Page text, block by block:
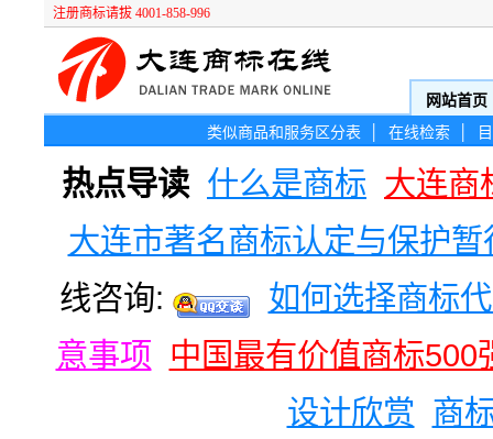
注册商标请拔 4001-858-996
网站首页
类似商品和服务区分表
在线检索
热点导读 什么是商标 大连商
大连市著名商标认定与保护暂
线咨询:
如何选择商标
意事项 中国最有价值商标500
设计欣赏 商